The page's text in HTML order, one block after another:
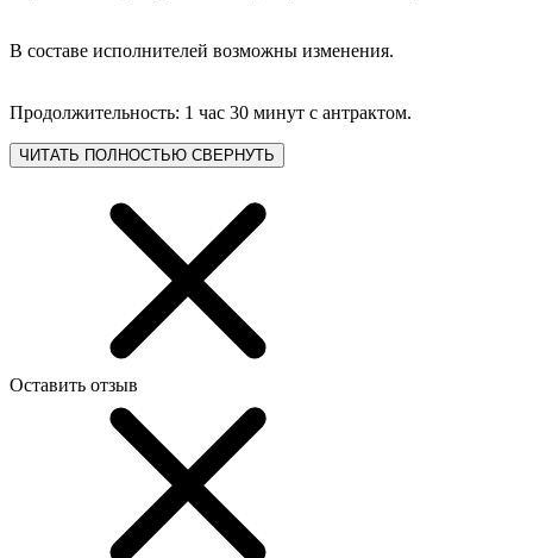
В составе исполнителей возможны изменения.
Продолжительность: 1 час 30 минут с антрактом.
ЧИТАТЬ ПОЛНОСТЬЮ СВЕРНУТЬ
Оставить отзыв